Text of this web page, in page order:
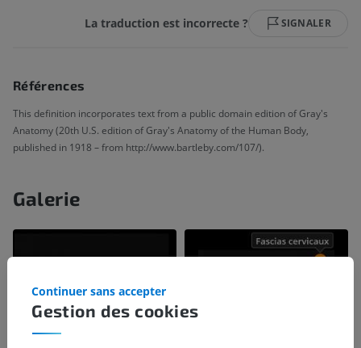
La traduction est incorrecte ? SIGNALER
Références
This definition incorporates text from a public domain edition of Gray's
Anatomy (20th U.S. edition of Gray's Anatomy of the Human Body,
published in 1918 – from http://www.bartleby.com/107/).
Galerie
Gestion des cookies
Continuer sans accepter